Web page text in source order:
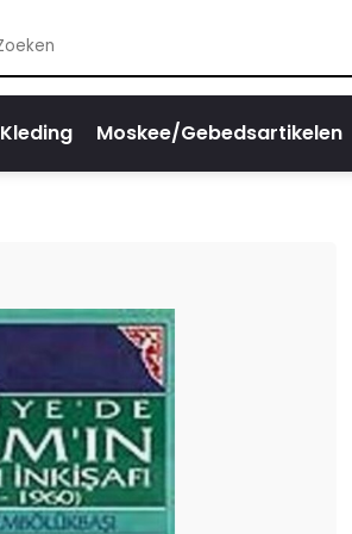
Kleding Moskee/Gebedsartikelen